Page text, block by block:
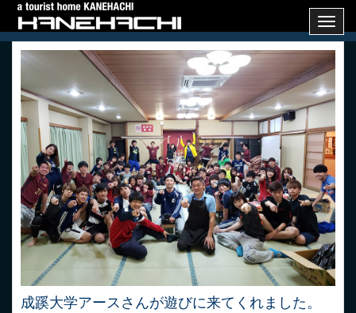
成蹊大学アースさんが遊びに来てくれました。